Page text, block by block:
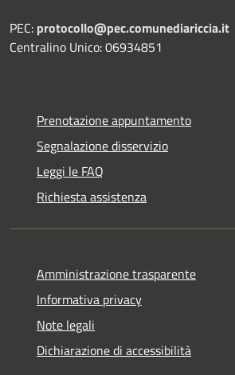
PEC: protocollo@pec.comunediariccia.it
Centralino Unico: 06934851
Prenotazione appuntamento
Segnalazione disservizio
Leggi le FAQ
Richiesta assistenza
Amministrazione trasparente
Informativa privacy
Note legali
Dichiarazione di accessibilità